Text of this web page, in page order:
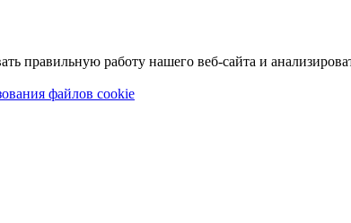
правильную работу нашего веб-сайта и
файлов cookie